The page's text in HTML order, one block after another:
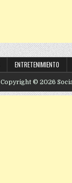
ENTRETENIMIENTO
Copyright © 2026